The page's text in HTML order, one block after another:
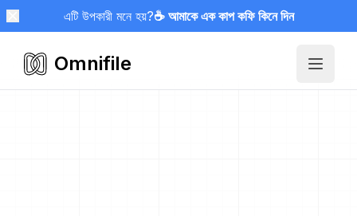
এটি উপকারী মনে হয়?☕ আমাকে এক কাপ কফি কিনে দিন
Omnifile